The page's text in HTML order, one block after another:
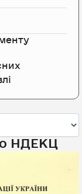
НДЕКЦ